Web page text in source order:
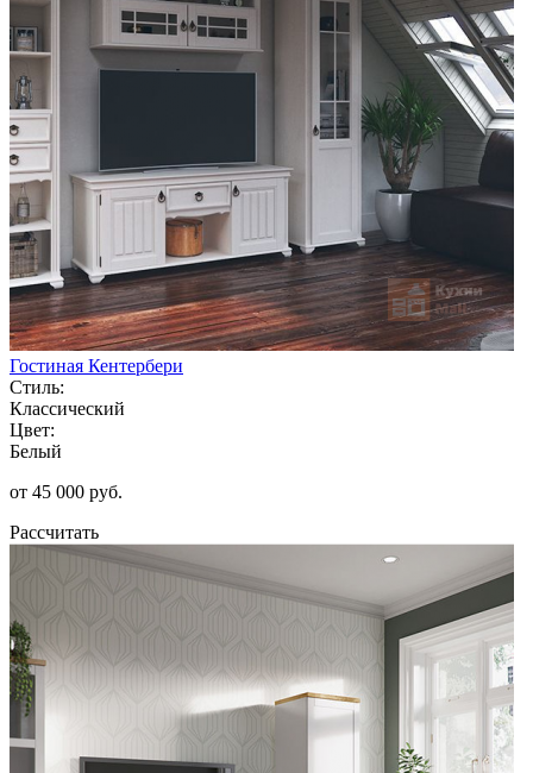
Гостиная Кентербери
Стиль:
Классический
Цвет:
Белый
от 45 000 руб.
Рассчитать